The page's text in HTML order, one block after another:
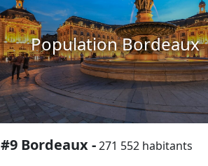
Population Bordeaux
#9 Bordeaux -271 552 habitants